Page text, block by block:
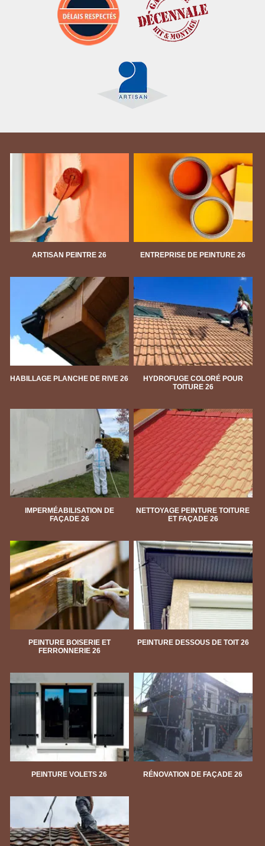
ARTISAN PEINTRE 26 ENTREPRISE DE PEINTURE 26
HABILLAGE PLANCHE DE RIVE 26
HYDROFUGE COLORÉ POUR
TOITURE 26
IMPERMÉABILISATION DE
FAÇADE 26
NETTOYAGE PEINTURE TOITURE
ET FAÇADE 26
PEINTURE BOISERIE ET
FERRONNERIE 26
PEINTURE DESSOUS DE TOIT 26
PEINTURE VOLETS 26 RÉNOVATION DE FAÇADE 26